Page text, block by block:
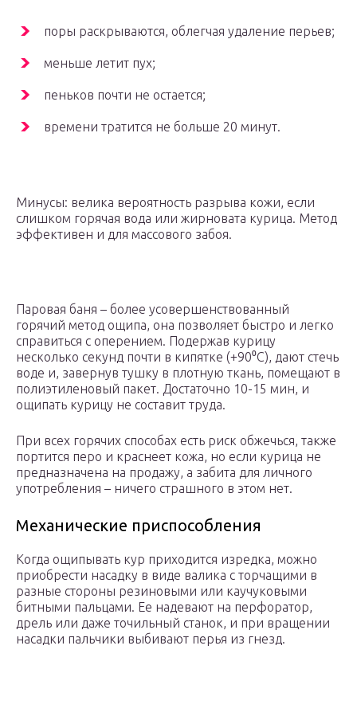
поры раскрываются, облегчая удаление перьев;
меньше летит пух;
пеньков почти не остается;
времени тратится не больше 20 минут.
Минусы: велика вероятность разрыва кожи, если
слишком горячая вода или жирновата курица. Метод
эффективен и для массового забоя.
Паровая баня – более усовершенствованный
горячий метод ощипа, она позволяет быстро и легко
справиться с оперением. Подержав курицу
несколько секунд почти в кипятке (+90⁰С), дают стечь
воде и, завернув тушку в плотную ткань, помещают в
полиэтиленовый пакет. Достаточно 10-15 мин, и
ощипать курицу не составит труда.
При всех горячих способах есть риск обжечься, также
портится перо и краснеет кожа, но если курица не
предназначена на продажу, а забита для личного
употребления – ничего страшного в этом нет.
Механические приспособления
Когда ощипывать кур приходится изредка, можно
приобрести насадку в виде валика с торчащими в
разные стороны резиновыми или каучуковыми
битными пальцами. Ее надевают на перфоратор,
дрель или даже точильный станок, и при вращении
насадки пальчики выбивают перья из гнезд.